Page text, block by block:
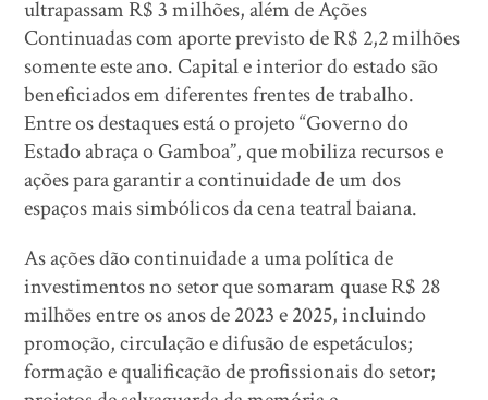
ultrapassam R$ 3 milhões, além de Ações
Continuadas com aporte previsto de R$ 2,2 milhões
somente este ano. Capital e interior do estado são
beneficiados em diferentes frentes de trabalho.
Entre os destaques está o projeto “Governo do
Estado abraça o Gamboa”, que mobiliza recursos e
ações para garantir a continuidade de um dos
espaços mais simbólicos da cena teatral baiana.
As ações dão continuidade a uma política de
investimentos no setor que somaram quase R$ 28
milhões entre os anos de 2023 e 2025, incluindo
promoção, circulação e difusão de espetáculos;
formação e qualificação de profissionais do setor;